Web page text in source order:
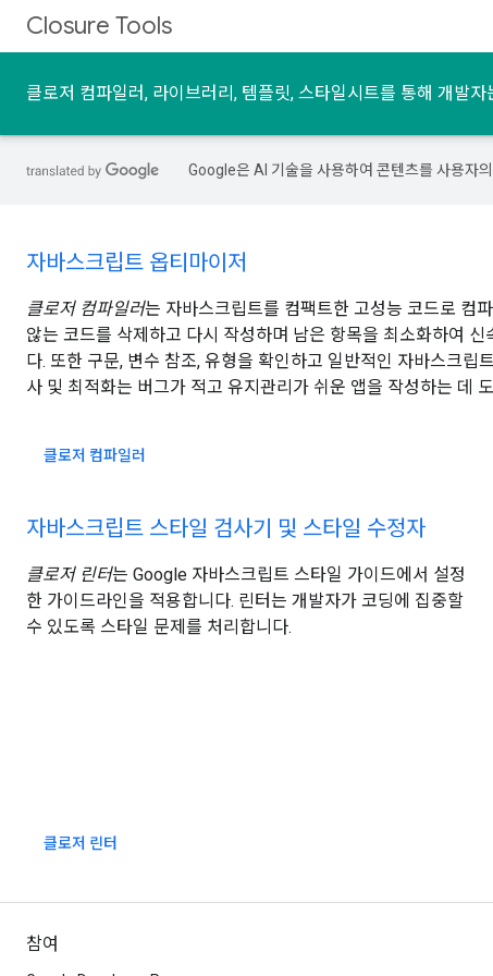
Closure Tools
클로저 컴파일러, 라이브러리, 템플릿, 스타일시트를 통해 개발
Google은 AI 기술을 사용하여 콘텐츠를 사용자
자바스크립트 옵티마이저
클로저 컴파일러는 자바스크립트를 컴팩트한 고성능 코드로 컴
않는 코드를 삭제하고 다시 작성하며 남은 항목을 최소화하여 신
다. 또한 구문, 변수 참조, 유형을 확인하고 일반적인 자바스크립
사 및 최적화는 버그가 적고 유지관리가 쉬운 앱을 작성하는 데
클로저 컴파일러
자바스크립트 스타일 검사기 및 스타일 수정자
클로저 린터는 Google 자바스크립트 스타일 가이드에서 설정
한 가이드라인을 적용합니다. 린터는 개발자가 코딩에 집중할
수 있도록 스타일 문제를 처리합니다.
클로저 린터
참여